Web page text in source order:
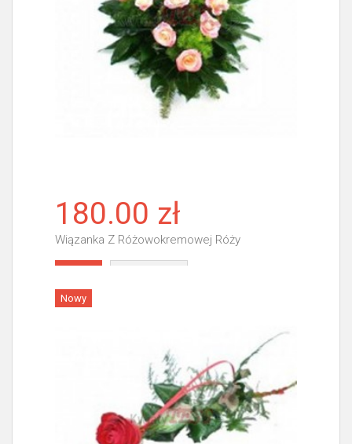
180.00 zł
Wiązanka Z Różowokremowej Róży
Nowy